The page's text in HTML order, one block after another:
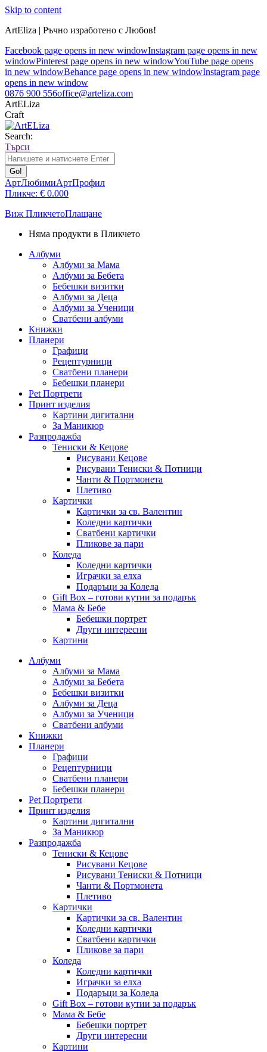
Skip to content
ArtEliza | Ръчно изработено с Любов!
Facebook page opens in new windowInstagram page opens in new
windowPinterest page opens in new windowYouTube page opens
in new windowBehance page opens in new windowInstagram page
opens in new window
0876 900 556office@arteliza.com
ArtELiza
Craft
Search:
Търси
АртЛюбимиАртПрофил
Пликче: € 0.000
Виж ПликчетоПлащане
Няма продукти в Пликчето
Албуми
Албуми за Мама
Албуми за Бебета
Бебешки визитки
Албуми за Деца
Албуми за Ученици
Сватбени албуми
Книжки
Планери
Графици
Рецептурници
Сватбени планери
Бебешки планери
Pet Портрети
Принт изделия
Картини дигитални
За Маникюр
Разпродажба
Тениски & Кецове
Рисувани Кецове
Рисувани Тениски & Потници
Чанти & Портмонета
Плетиво
Картички
Картички за св. Валентин
Коледни картички
Сватбени картички
Пликове за пари
Коледа
Коледни картички
Играчки за елха
Подаръци за Коледа
Gift Box – готови кутии за подарък
Мама & Бебе
Бебешки портрет
Други интересни
Картини
Албуми
Албуми за Мама
Албуми за Бебета
Бебешки визитки
Албуми за Деца
Албуми за Ученици
Сватбени албуми
Книжки
Планери
Графици
Рецептурници
Сватбени планери
Бебешки планери
Pet Портрети
Принт изделия
Картини дигитални
За Маникюр
Разпродажба
Тениски & Кецове
Рисувани Кецове
Рисувани Тениски & Потници
Чанти & Портмонета
Плетиво
Картички
Картички за св. Валентин
Коледни картички
Сватбени картички
Пликове за пари
Коледа
Коледни картички
Играчки за елха
Подаръци за Коледа
Gift Box – готови кутии за подарък
Мама & Бебе
Бебешки портрет
Други интересни
Картини